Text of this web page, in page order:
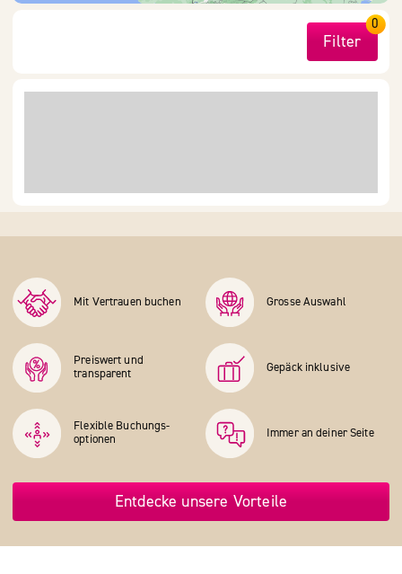
Filter
0
Mit Vertrauen buchen Grosse Auswahl
Preiswert und
transparent
Gepäck inklusive
Flexible Buchungs­
optionen
Immer an deiner Seite
Entdecke unsere Vorteile